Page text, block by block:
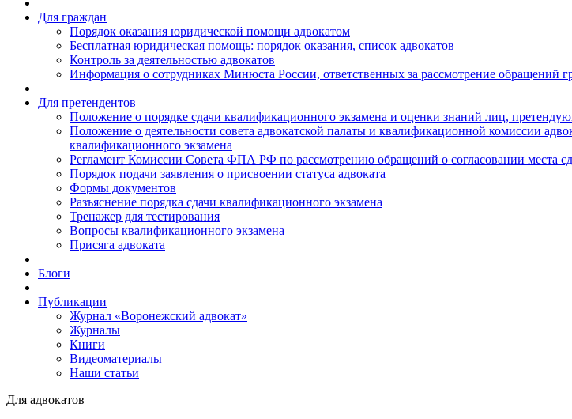
Для граждан
Порядок оказания юридической помощи адвокатом
Бесплатная юридическая помощь: порядок оказания, список адвокатов
Контроль за деятельностью адвокатов
Информация о сотрудниках Минюста России, ответственных за рассмотрение обращений
Для претендентов
Положение о порядке сдачи квалификационного экзамена и оценки знаний лиц,
Положение о деятельности совета адвокатской палаты и квалификационной комиссии
квалификационного экзамена
Регламент Комиссии Совета ФПА РФ по рассмотрению обращений о согласовании места
Порядок подачи заявления о присвоении статуса адвоката
Формы документов
Разъяснение порядка сдачи квалификационного экзамена
Тренажер для тестирования
Вопросы квалификационного экзамена
Присяга адвоката
Блоги
Публикации
Журнал «Воронежский адвокат»
Журналы
Книги
Видеоматериалы
Наши статьи
Для адвокатов